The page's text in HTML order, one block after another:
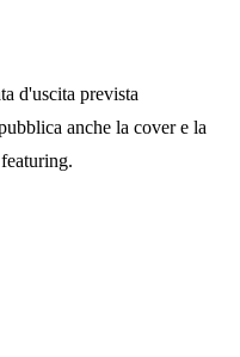
d'uscita prevista
anche la cover e la